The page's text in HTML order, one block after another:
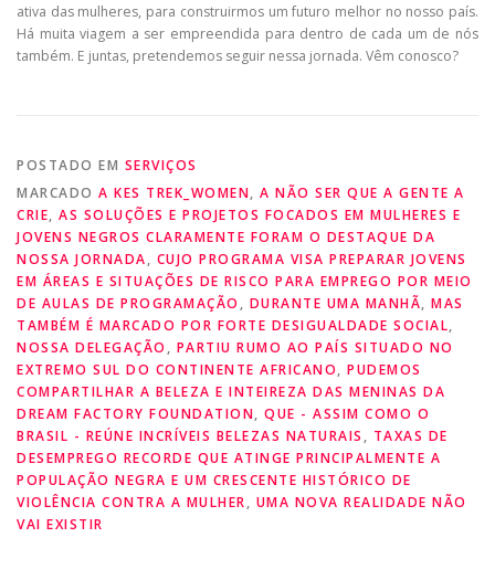
ativa das mulheres, para construirmos um futuro melhor no nosso país.
Há muita viagem a ser empreendida para dentro de cada um de nós
também. E juntas, pretendemos seguir nessa jornada. Vêm conosco?
POSTADO EM SERVIÇOS
MARCADO A KES TREK_WOMEN, A NÃO SER QUE A GENTE A
CRIE, AS SOLUÇÕES E PROJETOS FOCADOS EM MULHERES E
JOVENS NEGROS CLARAMENTE FORAM O DESTAQUE DA
NOSSA JORNADA, CUJO PROGRAMA VISA PREPARAR JOVENS
EM ÁREAS E SITUAÇÕES DE RISCO PARA EMPREGO POR MEIO
DE AULAS DE PROGRAMAÇÃO , DURANTE UMA MANHÃ, MAS
TAMBÉM É MARCADO POR FORTE DESIGUALDADE SOCIAL,
NOSSA DELEGAÇÃO , PARTIU RUMO AO PAÍS SITUADO NO
EXTREMO SUL DO CONTINENTE AFRICANO, PUDEMOS
COMPARTILHAR A BELEZA E INTEIREZA DAS MENINAS DA
DREAM FACTORY FOUNDATION, QUE - ASSIM COMO O
BRASIL - REÚNE INCRÍVEIS BELEZAS NATURAIS , TAXAS DE
DESEMPREGO RECORDE QUE ATINGE PRINCIPALMENTE A
POPULAÇÃO NEGRA E UM CRESCENTE HISTÓRICO DE
VIOLÊNCIA CONTRA A MULHER, UMA NOVA REALIDADE NÃO
VAI EXISTIR